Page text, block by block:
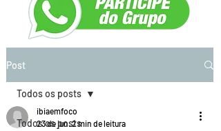
Post
Todos os posts
Todos os posts
ibiaemfoco
23 de jun.2 min de leitura